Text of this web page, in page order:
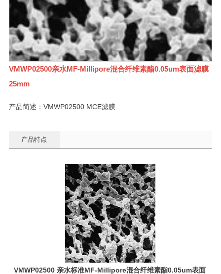
VMWP02500亲水MF-Millipore混合纤维素酯0.05um表面滤膜
25mm
产品简述：VMWP02500 MCE滤膜
产品特点
VMWP02500 亲水标准MF-Millipore混合纤维素酯0.05um表面